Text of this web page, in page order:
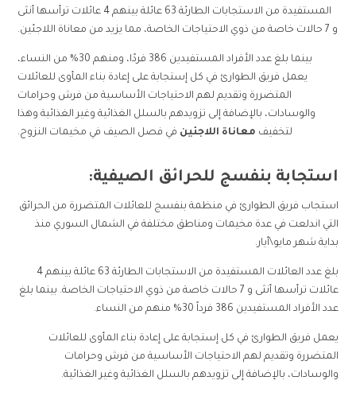
المستفيدة من الاستجابات الطارئة 63 عائلة بينهم 4 عائلات ترأسها أنثى
و 7 حالات خاصة من ذوي الاحتياجات الخاصة، مما يزيد من معاناة اللاجئين.
بينما بلغ عدد الأفراد المستفيدين 386 فردًا، ومنهم 30% من النساء،
يعمل فريق الطوارئ في كل إستجابة على إعادة بناء المأوى للعائلات
المتضررة وتقديم لهم الاحتياجات الأساسية من فرش وحرامات
والوسادات، بالإضافة إلى تزويدهم بالسلل الغذائية وغير الغذائية وهذا
لتخفيف معاناة اللاجئين في فصل الصيف في مخيمات النزوح.
استجابة بنفسج للحرائق الصيفية:
استجاب فريق الطوارئ في منظمة بنفسج للعائلات المتضررة من الحرائق
التي اندلعت في عدة مخيمات ومناطق مختلفة في الشمال السوري منذ
بداية شهر مايو\أيار.
بلغ عدد العائلات المستفيدة من الاستجابات الطارئة 63 عائلة بينهم 4
عائلات ترأسها أنثى و 7 حالات خاصة من ذوي الاحتياجات الخاصة. بينما بلغ
عدد الأفراد المستفيدين 386 فرداً 30% منهم من النساء.
يعمل فريق الطوارئ في كل إستجابة على إعادة بناء المأوى للعائلات
المتضررة وتقديم لهم الاحتياجات الأساسية من فرش وحرامات
والوسادات، بالإضافة إلى تزويدهم بالسلل الغذائية وغير الغذائية.